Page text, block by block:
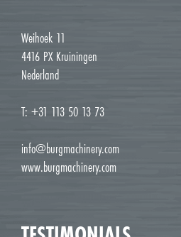
Weihoek 11
4416 PX Kruiningen
Nederland
T: +31 113 50 13 73
info@burgmachinery.com
www.burgmachinery.com